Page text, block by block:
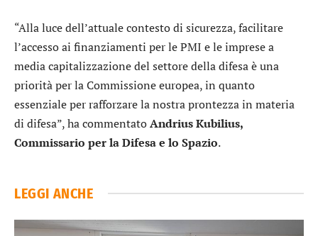
“Alla luce dell’attuale contesto di sicurezza, facilitare
l’accesso ai finanziamenti per le PMI e le imprese a
media capitalizzazione del settore della difesa è una
priorità per la Commissione europea, in quanto
essenziale per rafforzare la nostra prontezza in materia
di difesa”, ha commentatoAndrius Kubilius,
Commissario per la Difesa e lo Spazio.
LEGGI ANCHE